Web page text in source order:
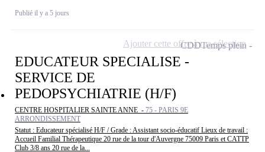
Publié il y a 5 jours
EDUCATEUR SPECIALISE -
SERVICE DE
PEDOPSYCHIATRIE (H/F)
CENTRE HOSPITALIER SAINTE ANNE - 75 - PARIS 9E
ARRONDISSEMENT
Statut : Educateur spécialisé H/F / Grade : Assistant socio-éducatif Lieux de travail :
Accueil Familial Thérapeutique 20 rue de la tour d'Auvergne 75009 Paris et CATTP
Club 3/8 ans 20 rue de la...
CDDTemps plein
Ajouter cette offre à ma sélection